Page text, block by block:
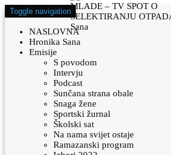
Toggle navigation
NASLOVNA
Hronika Sana
Emisije
S povodom
Intervju
Podcast
Sunčana strana obale
Snaga žene
Sportski žurnal
Školski sat
Na nama svijet ostaje
Ramazanski program